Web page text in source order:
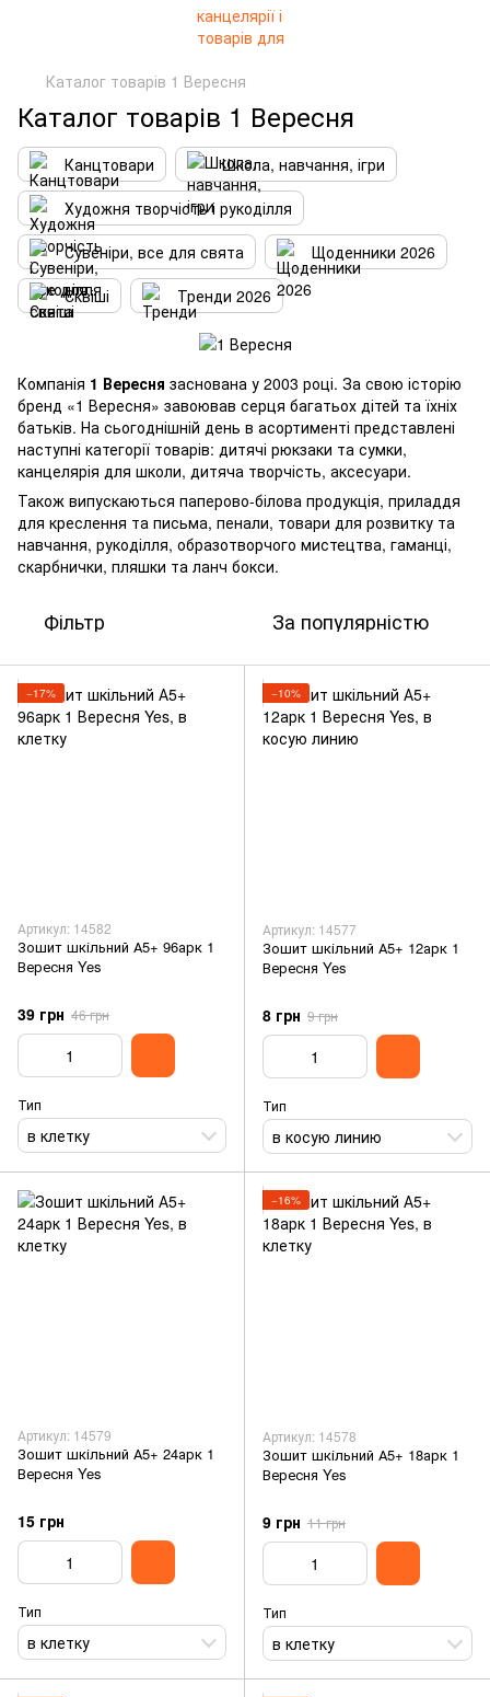
Каталог товарів 1 Вересня
Каталог товарів 1 Вересня
Канцтовари
Школа, навчання, ігри
Художня творчість і рукоділля
Сувеніри, все для свята
Щоденники 2026
Сквіші
Тренди 2026
Компанія 1 Вересня заснована у 2003 році. За свою історію
бренд «1 Вересня» завоював серця багатьох дітей та їхніх
батьків. На сьогоднішній день в асортименті представлені
наступні категорії товарів: дитячі рюкзаки та сумки,
канцелярія для школи, дитяча творчість, аксесуари.
Також випускаються паперово-білова продукція, приладдя
для креслення та письма, пенали, товари для розвитку та
навчання, рукоділля, образотворчого мистецтва, гаманці,
скарбнички, пляшки та ланч бокси.
Фільтр За популярністю
−17%
Артикул: 14582
Зошит шкільний А5+ 96арк 1
Вересня Yes
39 грн 46 грн
Тип
в клетку
−10%
Артикул: 14577
Зошит шкільний А5+ 12арк 1
Вересня Yes
8 грн 9 грн
Тип
в косую линию
Артикул: 14579
Зошит шкільний А5+ 24арк 1
Вересня Yes
15 грн
Тип
в клетку
−16%
Артикул: 14578
Зошит шкільний А5+ 18арк 1
Вересня Yes
9 грн 11 грн
Тип
в клетку